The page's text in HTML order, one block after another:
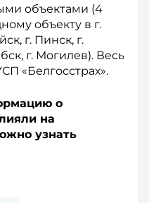
объектами (4
объекту в г.
г. Пинск, г.
г. Могилев). Весь
«Белгосстрах».
о
на
узнать